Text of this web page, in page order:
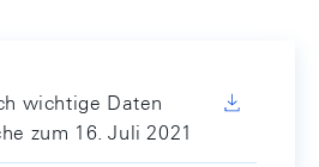
wichtige Daten
zum 16. Juli 2021